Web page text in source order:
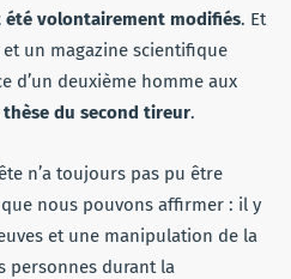
été volontairement modifiés. Et
et un magazine scientifique
d’un deuxième homme aux
du second tireur.
n’a toujours pas pu être
nous pouvons affirmer : il y
et une manipulation de la
personnes durant la